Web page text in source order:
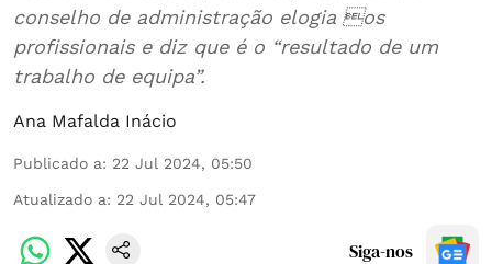
conselho de administração elogia os
profissionais e diz que é o “resultado de um
trabalho de equipa”.
Ana Mafalda Inácio
Publicado a: 22 Jul 2024, 05:50
Atualizado a: 22 Jul 2024, 05:47
Siga-nos